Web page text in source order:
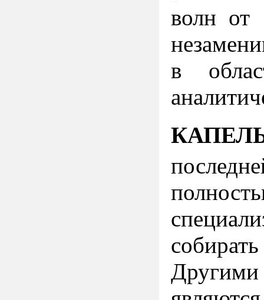
волн
в